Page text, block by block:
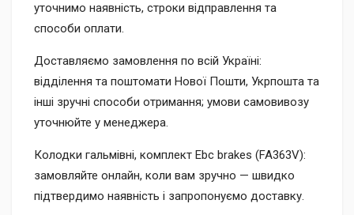
уточнимо наявність, строки відправлення та
способи оплати.
Доставляємо замовлення по всій Україні:
відділення та поштомати Нової Пошти, Укрпошта та
інші зручні способи отримання; умови самовивозу
уточнюйте у менеджера.
Колодки гальмівні, комплект Ebc brakes (FA363V):
замовляйте онлайн, коли вам зручно — швидко
підтвердимо наявність і запропонуємо доставку.